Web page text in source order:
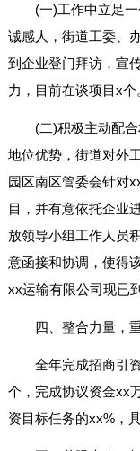
(一)工作中立足一
诚感人，街道工委、
到企业登门拜访，宣
力，目前在谈项目x个
(二)积极主动配
地位优势，街道对外
园区南区管委会针对
目，并有意依托企业
放领导小组工作人员
意函接和协调，使得
xx运输有限公司现已
四、整合力量，
全年完成招商引
个，完成协议资金xx
资目标任务的xx%，